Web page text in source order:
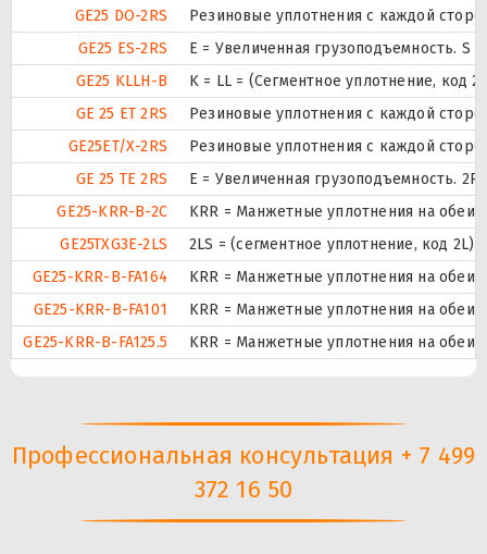
GE25 DO-2RS
Резиновые уплотнения с каждой
GE25 ES-2RS
E = Увеличенная грузоподъемность.
GE25 KLLH-B
K = LL = (Сегментное уплотнение, код
GE 25 ET 2RS
Резиновые уплотнения с каждой
GE25ET/X-2RS
Резиновые уплотнения с каждой
GE 25 TE 2RS
Е = Увеличенная грузоподъемность.
GE25-KRR-B-2C
KRR = Манжетные уплотнения на
GE25TXG3E-2LS
2LS = (сегментное уплотнение, код
GE25-KRR-B-FA164
KRR = Манжетные уплотнения на
GE25-KRR-B-FA101
KRR = Манжетные уплотнения на
GE25-KRR-B-FA125.5
KRR = Манжетные уплотнения на
Профессиональная консультация + 7 499
372 16 50